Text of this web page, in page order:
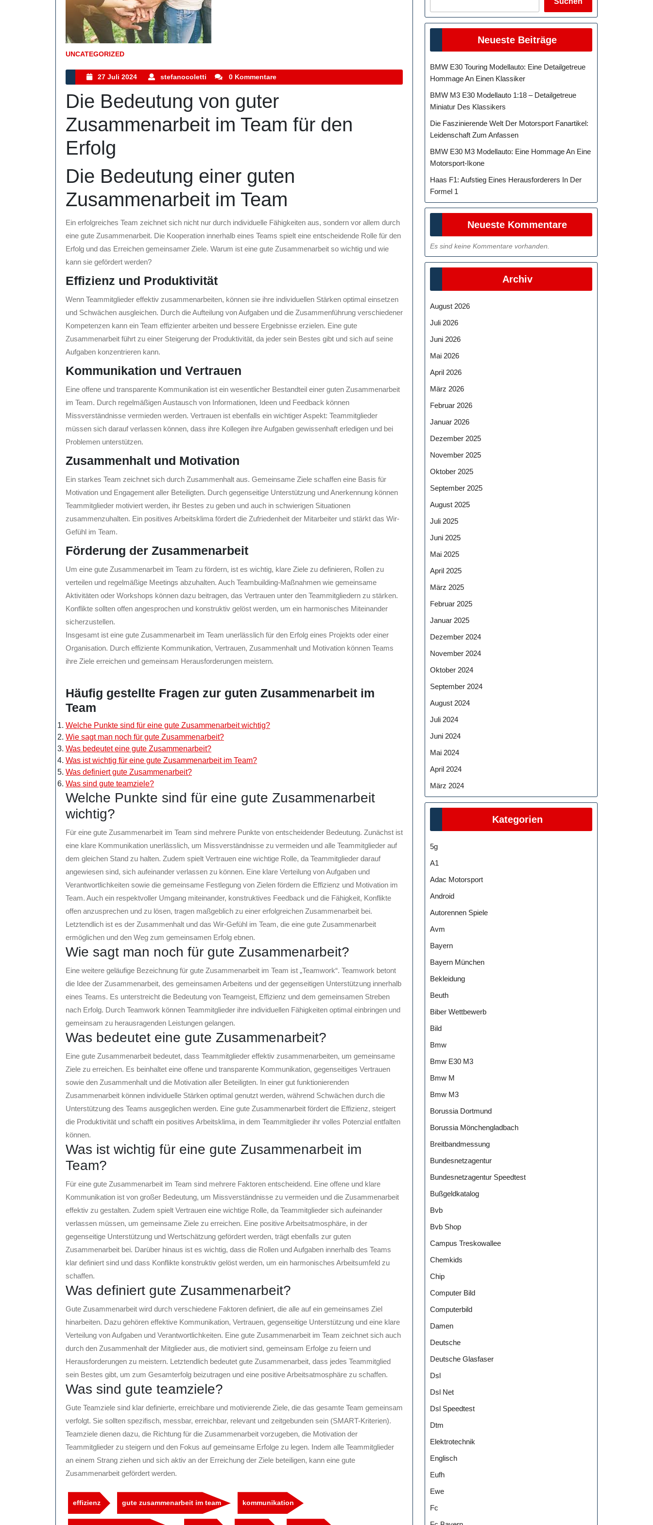
UNCATEGORIZED
Kategorie
27 Juli 2024
27
Juli
2024
stefanocoletti stefanocoletti
0 Kommentare
Die Bedeutung von guter
Zusammenarbeit im Team für den
Erfolg
Die Bedeutung einer guten
Zusammenarbeit im Team
Ein erfolgreiches Team zeichnet sich nicht nur durch individuelle Fähigkeiten aus, sondern vor allem durch
eine gute Zusammenarbeit. Die Kooperation innerhalb eines Teams spielt eine entscheidende Rolle für den
Erfolg und das Erreichen gemeinsamer Ziele. Warum ist eine gute Zusammenarbeit so wichtig und wie
kann sie gefördert werden?
Effizienz und Produktivität
Wenn Teammitglieder effektiv zusammenarbeiten, können sie ihre individuellen Stärken optimal einsetzen
und Schwächen ausgleichen. Durch die Aufteilung von Aufgaben und die Zusammenführung verschiedener
Kompetenzen kann ein Team effizienter arbeiten und bessere Ergebnisse erzielen. Eine gute
Zusammenarbeit führt zu einer Steigerung der Produktivität, da jeder sein Bestes gibt und sich auf seine
Aufgaben konzentrieren kann.
Kommunikation und Vertrauen
Eine offene und transparente Kommunikation ist ein wesentlicher Bestandteil einer guten Zusammenarbeit
im Team. Durch regelmäßigen Austausch von Informationen, Ideen und Feedback können
Missverständnisse vermieden werden. Vertrauen ist ebenfalls ein wichtiger Aspekt: Teammitglieder
müssen sich darauf verlassen können, dass ihre Kollegen ihre Aufgaben gewissenhaft erledigen und bei
Problemen unterstützen.
Zusammenhalt und Motivation
Ein starkes Team zeichnet sich durch Zusammenhalt aus. Gemeinsame Ziele schaffen eine Basis für
Motivation und Engagement aller Beteiligten. Durch gegenseitige Unterstützung und Anerkennung können
Teammitglieder motiviert werden, ihr Bestes zu geben und auch in schwierigen Situationen
zusammenzuhalten. Ein positives Arbeitsklima fördert die Zufriedenheit der Mitarbeiter und stärkt das Wir-
Gefühl im Team.
Förderung der Zusammenarbeit
Um eine gute Zusammenarbeit im Team zu fördern, ist es wichtig, klare Ziele zu definieren, Rollen zu
verteilen und regelmäßige Meetings abzuhalten. Auch Teambuilding-Maßnahmen wie gemeinsame
Aktivitäten oder Workshops können dazu beitragen, das Vertrauen unter den Teammitgliedern zu stärken.
Konflikte sollten offen angesprochen und konstruktiv gelöst werden, um ein harmonisches Miteinander
sicherzustellen.
Insgesamt ist eine gute Zusammenarbeit im Team unerlässlich für den Erfolg eines Projekts oder einer
Organisation. Durch effiziente Kommunikation, Vertrauen, Zusammenhalt und Motivation können Teams
ihre Ziele erreichen und gemeinsam Herausforderungen meistern.
Häufig gestellte Fragen zur guten Zusammenarbeit im
Team
Welche Punkte sind für eine gute Zusammenarbeit wichtig?
Wie sagt man noch für gute Zusammenarbeit?
Was bedeutet eine gute Zusammenarbeit?
Was ist wichtig für eine gute Zusammenarbeit im Team?
Was definiert gute Zusammenarbeit?
Was sind gute teamziele?
Welche Punkte sind für eine gute Zusammenarbeit
wichtig?
Für eine gute Zusammenarbeit im Team sind mehrere Punkte von entscheidender Bedeutung. Zunächst ist
eine klare Kommunikation unerlässlich, um Missverständnisse zu vermeiden und alle Teammitglieder auf
dem gleichen Stand zu halten. Zudem spielt Vertrauen eine wichtige Rolle, da Teammitglieder darauf
angewiesen sind, sich aufeinander verlassen zu können. Eine klare Verteilung von Aufgaben und
Verantwortlichkeiten sowie die gemeinsame Festlegung von Zielen fördern die Effizienz und Motivation im
Team. Auch ein respektvoller Umgang miteinander, konstruktives Feedback und die Fähigkeit, Konflikte
offen anzusprechen und zu lösen, tragen maßgeblich zu einer erfolgreichen Zusammenarbeit bei.
Letztendlich ist es der Zusammenhalt und das Wir-Gefühl im Team, die eine gute Zusammenarbeit
ermöglichen und den Weg zum gemeinsamen Erfolg ebnen.
Wie sagt man noch für gute Zusammenarbeit?
Eine weitere geläufige Bezeichnung für gute Zusammenarbeit im Team ist „Teamwork“. Teamwork betont
die Idee der Zusammenarbeit, des gemeinsamen Arbeitens und der gegenseitigen Unterstützung innerhalb
eines Teams. Es unterstreicht die Bedeutung von Teamgeist, Effizienz und dem gemeinsamen Streben
nach Erfolg. Durch Teamwork können Teammitglieder ihre individuellen Fähigkeiten optimal einbringen und
gemeinsam zu herausragenden Leistungen gelangen.
Was bedeutet eine gute Zusammenarbeit?
Eine gute Zusammenarbeit bedeutet, dass Teammitglieder effektiv zusammenarbeiten, um gemeinsame
Ziele zu erreichen. Es beinhaltet eine offene und transparente Kommunikation, gegenseitiges Vertrauen
sowie den Zusammenhalt und die Motivation aller Beteiligten. In einer gut funktionierenden
Zusammenarbeit können individuelle Stärken optimal genutzt werden, während Schwächen durch die
Unterstützung des Teams ausgeglichen werden. Eine gute Zusammenarbeit fördert die Effizienz, steigert
die Produktivität und schafft ein positives Arbeitsklima, in dem Teammitglieder ihr volles Potenzial entfalten
können.
Was ist wichtig für eine gute Zusammenarbeit im
Team?
Für eine gute Zusammenarbeit im Team sind mehrere Faktoren entscheidend. Eine offene und klare
Kommunikation ist von großer Bedeutung, um Missverständnisse zu vermeiden und die Zusammenarbeit
effektiv zu gestalten. Zudem spielt Vertrauen eine wichtige Rolle, da Teammitglieder sich aufeinander
verlassen müssen, um gemeinsame Ziele zu erreichen. Eine positive Arbeitsatmosphäre, in der
gegenseitige Unterstützung und Wertschätzung gefördert werden, trägt ebenfalls zur guten
Zusammenarbeit bei. Darüber hinaus ist es wichtig, dass die Rollen und Aufgaben innerhalb des Teams
klar definiert sind und dass Konflikte konstruktiv gelöst werden, um ein harmonisches Arbeitsumfeld zu
schaffen.
Was definiert gute Zusammenarbeit?
Gute Zusammenarbeit wird durch verschiedene Faktoren definiert, die alle auf ein gemeinsames Ziel
hinarbeiten. Dazu gehören effektive Kommunikation, Vertrauen, gegenseitige Unterstützung und eine klare
Verteilung von Aufgaben und Verantwortlichkeiten. Eine gute Zusammenarbeit im Team zeichnet sich auch
durch den Zusammenhalt der Mitglieder aus, die motiviert sind, gemeinsam Erfolge zu feiern und
Herausforderungen zu meistern. Letztendlich bedeutet gute Zusammenarbeit, dass jedes Teammitglied
sein Bestes gibt, um zum Gesamterfolg beizutragen und eine positive Arbeitsatmosphäre zu schaffen.
Was sind gute teamziele?
Gute Teamziele sind klar definierte, erreichbare und motivierende Ziele, die das gesamte Team gemeinsam
verfolgt. Sie sollten spezifisch, messbar, erreichbar, relevant und zeitgebunden sein (SMART-Kriterien).
Teamziele dienen dazu, die Richtung für die Zusammenarbeit vorzugeben, die Motivation der
Teammitglieder zu steigern und den Fokus auf gemeinsame Erfolge zu legen. Indem alle Teammitglieder
an einem Strang ziehen und sich aktiv an der Erreichung der Ziele beteiligen, kann eine gute
Zusammenarbeit gefördert werden.
effizienz gute zusammenarbeit im team kommunikation
Neueste Beiträge
BMW E30 Touring Modellauto: Eine Detailgetreue
Hommage An Einen Klassiker
BMW M3 E30 Modellauto 1:18 – Detailgetreue
Miniatur Des Klassikers
Die Faszinierende Welt Der Motorsport Fanartikel:
Leidenschaft Zum Anfassen
BMW E30 M3 Modellauto: Eine Hommage An Eine
Motorsport-Ikone
Haas F1: Aufstieg Eines Herausforderers In Der
Formel 1
Neueste Kommentare
Es sind keine Kommentare vorhanden.
Archiv
August 2026
Juli 2026
Juni 2026
Mai 2026
April 2026
März 2026
Februar 2026
Januar 2026
Dezember 2025
November 2025
Oktober 2025
September 2025
August 2025
Juli 2025
Juni 2025
Mai 2025
April 2025
März 2025
Februar 2025
Januar 2025
Dezember 2024
November 2024
Oktober 2024
September 2024
August 2024
Juli 2024
Juni 2024
Mai 2024
April 2024
März 2024
Kategorien
5g
A1
Adac Motorsport
Android
Autorennen Spiele
Avm
Bayern
Bayern München
Bekleidung
Beuth
Biber Wettbewerb
Bild
Bmw
Bmw E30 M3
Bmw M
Bmw M3
Borussia Dortmund
Borussia Mönchengladbach
Breitbandmessung
Bundesnetzagentur
Bundesnetzagentur Speedtest
Bußgeldkatalog
Bvb
Bvb Shop
Campus Treskowallee
Chemkids
Chip
Computer Bild
Computerbild
Damen
Deutsche
Deutsche Glasfaser
Dsl
Dsl Net
Dsl Speedtest
Dtm
Elektrotechnik
Englisch
Eufh
Ewe
Fc